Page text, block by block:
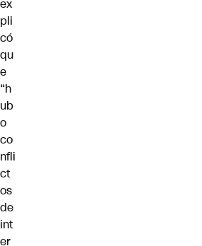
ex
pli
có
qu
e
“h
ub
o
co
nfli
ct
os
de
int
er